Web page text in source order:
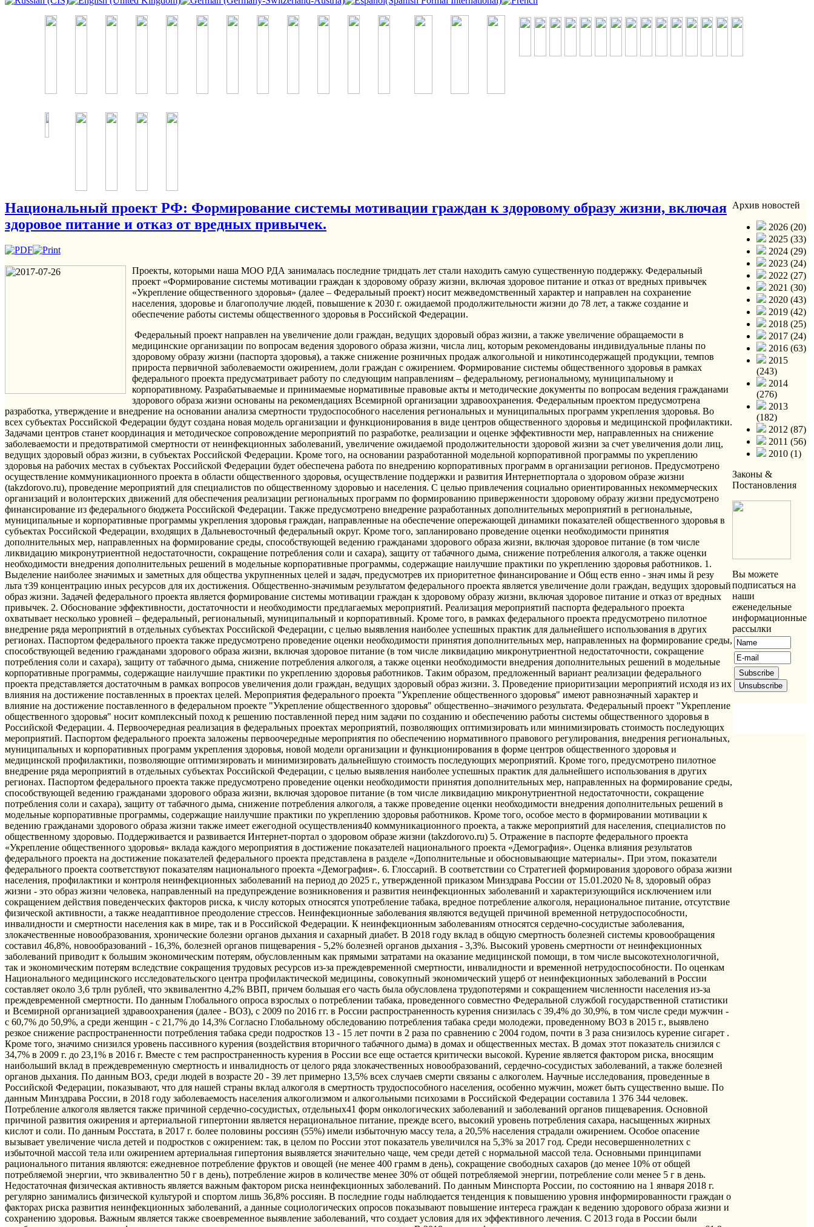
Национальный проект РФ: Формирование системы мотивации граждан к здоровому образу жизни, включая
здоровое питание и отказ от вредных привычек.
Проекты, которыми наша МОО РДА занималась последние тридцать лет стали находить самую существенную поддержку. Федеральный
проект «Формирование системы мотивации граждан к здоровому образу жизни, включая здоровое питание и отказ от вредных привычек
«Укрепление общественного здоровья» (далее – Федеральный проект) носит межведомственный характер и направлен на сохранение
населения, здоровье и благополучие людей, повышение к 2030 г. ожидаемой продолжительности жизни до 78 лет, а также создание и
обеспечение работы системы общественного здоровья в Российской Федерации.
Федеральный проект направлен на увеличение доли граждан, ведущих здоровый образ жизни, а также увеличение обращаемости в медицинские организации по вопросам ведения здорового образа жизни, числа лиц, которым рекомендованы индивидуальные планы по здоровому образу жизни (паспорта здоровья), а также снижение розничных продаж алкогольной и никотинсодержащей продукции, темпов прироста первичной заболеваемости ожирением, доли граждан с ожирением. Формирование системы общественного здоровья в рамках федерального проекта предусматривает работу по следующим направлениям – федеральному, региональному, муниципальному и корпоративному. Разрабатываемые и принимаемые нормативные правовые акты и методические документы по вопросам ведения гражданами здорового образа жизни основаны на рекомендациях Всемирной организации здравоохранения. Федеральным проектом предусмотрена разработка, утверждение и внедрение на основании анализа смертности трудоспособного населения региональных и муниципальных программ укрепления здоровья. Во всех субъектах Российской Федерации будут создана новая модель организации и функционирования в виде центров общественного здоровья и медицинской профилактики. Задачами центров станет координация и методическое сопровождение мероприятий по разработке, реализации и оценке эффективности мер, направленных на снижение заболеваемости и предотвратимой смертности от неинфекционных заболеваний, увеличение ожидаемой продолжительности здоровой жизни за счет увеличения доли лиц, ведущих здоровый образ жизни, в субъектах Российской Федерации. Кроме того, на основании разработанной модельной корпоративной программы по укреплению здоровья на рабочих местах в субъектах Российской Федерации будет обеспечена работа по внедрению корпоративных программ в организации регионов. Предусмотрено осуществление коммуникационного проекта в области общественного здоровья, осуществление поддержки и развития Интернетпортала о здоровом образе жизни (takzdorovo.ru), проведение мероприятий для специалистов по общественному здоровью и населения. С целью привлечения социально ориентированных некоммерческих организаций и волонтерских движений для обеспечения реализации региональных программ по формированию приверженности здоровому образу жизни предусмотрено финансирование из федерального бюджета Российской Федерации. Также предусмотрено внедрение разработанных дополнительных мероприятий в региональные, муниципальные и корпоративные программы укрепления здоровья граждан, направленные на обеспечение опережающей динамики показателей общественного здоровья в субъектах Российской Федерации, входящих в Дальневосточный федеральный округ. Кроме того, запланировано проведение оценки необходимости принятия дополнительных мер, направленных на формирование среды, способствующей ведению гражданами здорового образа жизни, включая здоровое питание (в том числе ликвидацию микронутриентной недостаточности, сокращение потребления соли и сахара), защиту от табачного дыма, снижение потребления алкоголя, а также оценки необходимости внедрения дополнительных решений в модельные корпоративные программы, содержащие наилучшие практики по укреплению здоровья работников. 1. Выделение наиболее значимых и заметных для общества укрупненных целей и задач, предусмотрев их приоритетное финансирование и Общ еств енно - знач имы й резу льта т39 концентрацию иных ресурсов для их достижения. Общественно-значимым результатом федерального проекта является увеличение доли граждан, ведущих здоровый образ жизни. Задачей федерального проекта является формирование системы мотивации граждан к здоровому образу жизни, включая здоровое питание и отказ от вредных привычек. 2. Обоснование эффективности, достаточности и необходимости предлагаемых мероприятий. Реализация мероприятий паспорта федерального проекта охватывает несколько уровней – федеральный, региональный, муниципальный и корпоративный. Кроме того, в рамках федерального проекта предусмотрено пилотное внедрение ряда мероприятий в отдельных субъектах Российской Федерации, с целью выявления наиболее успешных практик для дальнейшего использования в других регионах. Паспортом федерального проекта также предусмотрено проведение оценки необходимости принятия дополнительных мер, направленных на формирование среды, способствующей ведению гражданами здорового образа жизни, включая здоровое питание (в том числе ликвидацию микронутриентной недостаточности, сокращение потребления соли и сахара), защиту от табачного дыма, снижение потребления алкоголя, а также оценки необходимости внедрения дополнительных решений в модельные корпоративные программы, содержащие наилучшие практики по укреплению здоровья работников. Таким образом, предложенный вариант реализации федерального проекта представляется достаточным в рамках вопросов увеличения доли граждан, ведущих здоровый образ жизни. 3. Проведение приоритизации мероприятий исходя из их влияния на достижение поставленных в проектах целей. Мероприятия федерального проекта "Укрепление общественного здоровья" имеют равнозначный характер и влияние на достижение поставленного в федеральном проекте "Укрепление общественного здоровья" общественно–значимого результата. Федеральный проект "Укрепление общественного здоровья" носит комплексный поход к решению поставленной перед ним задачи по созданию и обеспечению работы системы общественного здоровья в Российской Федерации. 4. Первоочередная реализация в федеральных проектах мероприятий, позволяющих оптимизировать или минимизировать стоимость последующих мероприятий. Паспортом федерального проекта заложены первоочередные мероприятия по обеспечению нормативного правового регулирования, внедрения региональных, муниципальных и корпоративных программ укрепления здоровья, новой модели организации и функционирования в форме центров общественного здоровья и медицинской профилактики, позволяющие оптимизировать и минимизировать дальнейшую стоимость последующих мероприятий. Кроме того, предусмотрено пилотное внедрение ряда мероприятий в отдельных субъектах Российской Федерации, с целью выявления наиболее успешных практик для дальнейшего использования в других регионах. Паспортом федерального проекта также предусмотрено проведение оценки необходимости принятия дополнительных мер, направленных на формирование среды, способствующей ведению гражданами здорового образа жизни, включая здоровое питание (в том числе ликвидацию микронутриентной недостаточности, сокращение потребления соли и сахара), защиту от табачного дыма, снижение потребления алкоголя, а также проведение оценки необходимости внедрения дополнительных решений в модельные корпоративные программы, содержащие наилучшие практики по укреплению здоровья работников. Кроме того, особое место в формировании мотивации к ведению гражданами здорового образа жизни также имеет ежегодной осуществления40 коммуникационного проекта, а также мероприятий для населения, специалистов по общественному здоровью. Поддерживается и развивается Интернет-портал о здоровом образе жизни (takzdorovo.ru) 5. Отражение в паспорте федерального проекта «Укрепление общественного здоровья» вклада каждого мероприятия в достижение показателей национального проекта «Демография». Оценка влияния результатов федерального проекта на достижение показателей федерального проекта представлена в разделе «Дополнительные и обосновывающие материалы». При этом, показатели федерального проекта соответствуют показателям национального проекта «Демография». 6. Глоссарий. В соответствии со Стратегией формирования здорового образа жизни населения, профилактики и контроля неинфекционных заболеваний на период до 2025 г., утвержденной приказом Минздрава России от 15.01.2020 № 8, здоровый образ жизни - это образ жизни человека, направленный на предупреждение возникновения и развития неинфекционных заболеваний и характеризующийся исключением или сокращением действия поведенческих факторов риска, к числу которых относятся употребление табака, вредное потребление алкоголя, нерациональное питание, отсутствие физической активности, а также неадаптивное преодоление стрессов. Неинфекционные заболевания являются ведущей причиной временной нетрудоспособности, инвалидности и смертности населения как в мире, так и в Российской Федерации. К неинфекционным заболеваниям относятся сердечно-сосудистые заболевания, злокачественные новообразования, хронические болезни органов дыхания и сахарный диабет. В 2018 году вклад в общую смертность болезней системы кровообращения составил 46,8%, новообразований - 16,3%, болезней органов пищеварения - 5,2% болезней органов дыхания - 3,3%. Высокий уровень смертности от неинфекционных заболеваний приводит к большим экономическим потерям, обусловленным как прямыми затратами на оказание медицинской помощи, в том числе высокотехнологичной, так и экономическим потерям вследствие сокращения трудовых ресурсов из-за преждевременной смертности, инвалидности и временной нетрудоспособности. По оценкам Национального медицинского исследовательского центра профилактической медицины, совокупный экономический ущерб от неинфекционных заболеваний в России составляет около 3,6 трлн рублей, что эквивалентно 4,2% ВВП, причем большая его часть была обусловлена трудопотерями и сокращением численности населения из-за преждевременной смертности. По данным Глобального опроса взрослых о потреблении табака, проведенного совместно Федеральной службой государственной статистики и Всемирной организацией здравоохранения (далее - ВОЗ), с 2009 по 2016 гг. в России распространенность курения снизилась с 39,4% до 30,9%, в том числе среди мужчин - с 60,7% до 50,9%, а среди женщин - с 21,7% до 14,3% Согласно Глобальному обследованию потребления табака среди молодежи, проведенному ВОЗ в 2015 г., выявлено резкое снижение распространенности потребления табака среди подростков 13 - 15 лет почти в 2 раза по сравнению с 2004 годом, почти в 3 раза снизилось курение сигарет . Кроме того, значимо снизился уровень пассивного курения (воздействия вторичного табачного дыма) в домах и общественных местах
Архив новостей
2026 (20)
2025 (33)
2024 (29)
2023 (24)
2022 (27)
2021 (30)
2020 (43)
2019 (42)
2018 (25)
2017 (24)
2016 (63)
2015
(243)
2014
(276)
2013
(182)
2012 (87)
2011 (56)
2010 (1)
Законы &
Постановления
Вы можете
подписаться на
наши
еженедельные
информационные
рассылки